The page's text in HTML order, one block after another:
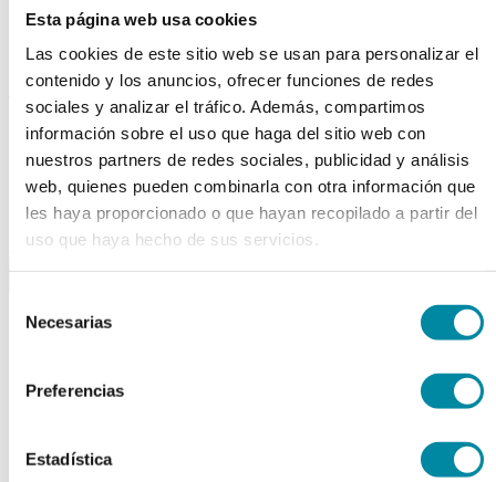
Esta página web usa cookies
Las cookies de este sitio web se usan para personalizar el
contenido y los anuncios, ofrecer funciones de redes
sociales y analizar el tráfico. Además, compartimos
información sobre el uso que haga del sitio web con
nuestros partners de redes sociales, publicidad y análisis
web, quienes pueden combinarla con otra información que
les haya proporcionado o que hayan recopilado a partir del
uso que haya hecho de sus servicios.
Necesarias
Preferencias
Estadística
Tubos
Envases unguator
Otros
material laboratorio
Material aparatos
Fungible
Reactivos
Reactivos Merck
outlet
menu shopping_cart search homelock
arrow_back